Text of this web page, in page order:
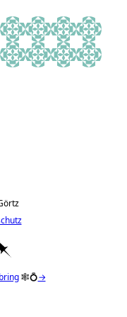
🇦🇿 🇦🇿
Stadtgarten
Julian Levers
Ina van der
Pat
🕸💍→